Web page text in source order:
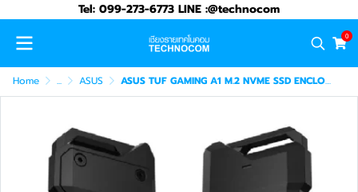
Tel: 099-273-6773 LINE :@technocom
0
Home ... ASUS ASUS TUF GAMING A1 M.2 NVME SSD ENCLOSURE USB3.2 GEN2 (90DD02N0-M00000)